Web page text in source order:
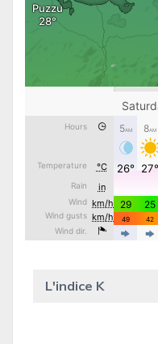
L'indice K